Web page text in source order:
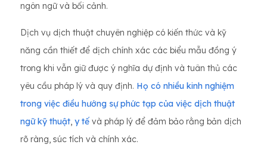
ngôn ngữ và bối cảnh.
Dịch vụ dịch thuật chuyên nghiệp có kiến thức và kỹ
năng cần thiết để dịch chính xác các biểu mẫu đồng ý
trong khi vẫn giữ được ý nghĩa dự định và tuân thủ các
yêu cầu pháp lý và quy định. Họ có nhiều kinh nghiệm
trong việc điều hướng sự phức tạp của việc dịch thuật
ngữ kỹ thuật, y tế và pháp lý để đảm bảo rằng bản dịch
rõ ràng, súc tích và chính xác.